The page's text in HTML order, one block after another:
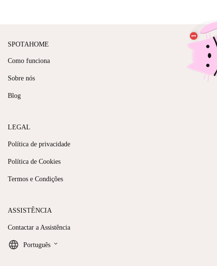
SPOTAHOME
Como funciona
Sobre nós
Blog
LEGAL
Política de privacidade
Política de Cookies
Termos e Condições
ASSISTÊNCIA
Contactar a Assistência
Português keyboard_arrow_down